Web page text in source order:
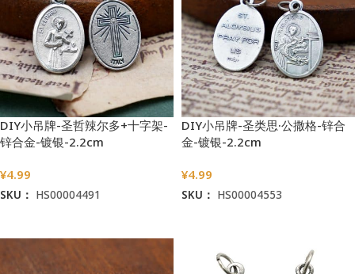
DIY小吊牌-圣哲辣尔多+十字架-
锌合金-镀银-2.2cm
¥4.99
SKU： HS00004491
DIY小吊牌-圣类思·公撒格-锌合
金-镀银-2.2cm
¥4.99
SKU： HS00004553